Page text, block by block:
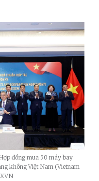
đồng mua 50 máy bay
không Việt Nam (Vietnam